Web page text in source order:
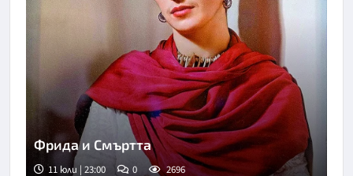
Фрида и Смъртта
11 юли | 23:00 0 2696